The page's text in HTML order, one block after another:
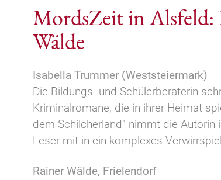
MordsZeit in
Wälde
Isabella Trummer (Weststeiermark)
Die Bildungs- und Schülerberaterin
Kriminalromane, die in ihrer Heimat
dem Schilcherland“ nimmt die Autorin
Leser mit in ein komplexes
Rainer Wälde, Frielendorf